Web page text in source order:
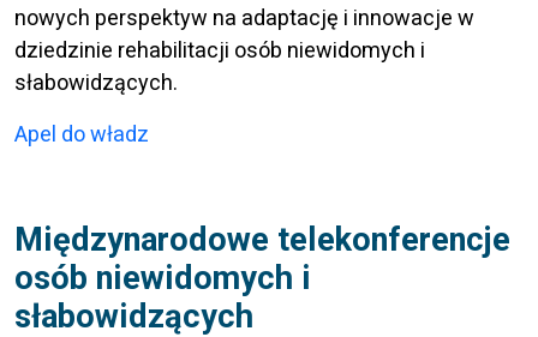
nowych perspektyw na adaptację i innowacje w
dziedzinie rehabilitacji osób niewidomych i
słabowidzących.
Apel do władz
Międzynarodowe telekonferencje
osób niewidomych i
słabowidzących